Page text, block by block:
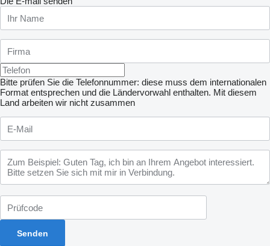
Bitte prüfen Sie die Telefonnummer: diese muss dem internationalen
Format entsprechen und die Ländervorwahl enthalten. Mit diesem
Land arbeiten wir nicht zusammen